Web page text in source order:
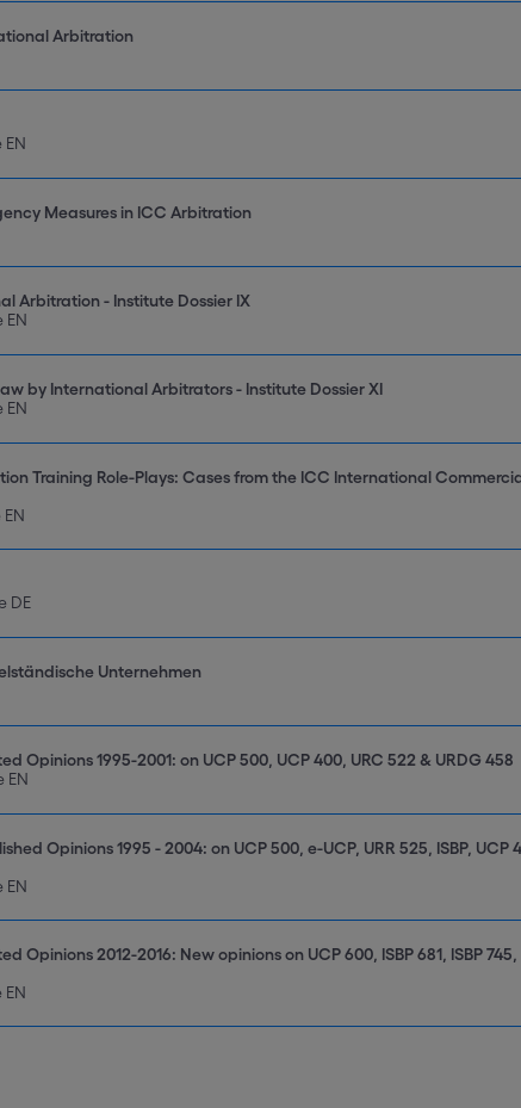
Arbitration
EN
Measures in ICC Arbitration
Arbitration - Institute Dossier IX
EN
by International Arbitrators - Institute Dossier XI
EN
Training Role-Plays: Cases from the ICC International
EN
DE
Unternehmen
Opinions 1995-2001: on UCP 500, UCP 400, URC 522 & URDG 458
EN
Opinions 1995 - 2004: on UCP 500, e-UCP, URR 525, ISBP, UCP
EN
Opinions 2012-2016: New opinions on UCP 600, ISBP 681, ISBP 745,
EN